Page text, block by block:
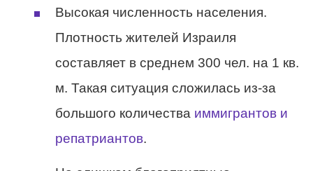
Высокая численность населения.
Плотность жителей Израиля
составляет в среднем 300 чел. на 1 кв.
м. Такая ситуация сложилась из-за
большого количества иммигрантов и
репатриантов.